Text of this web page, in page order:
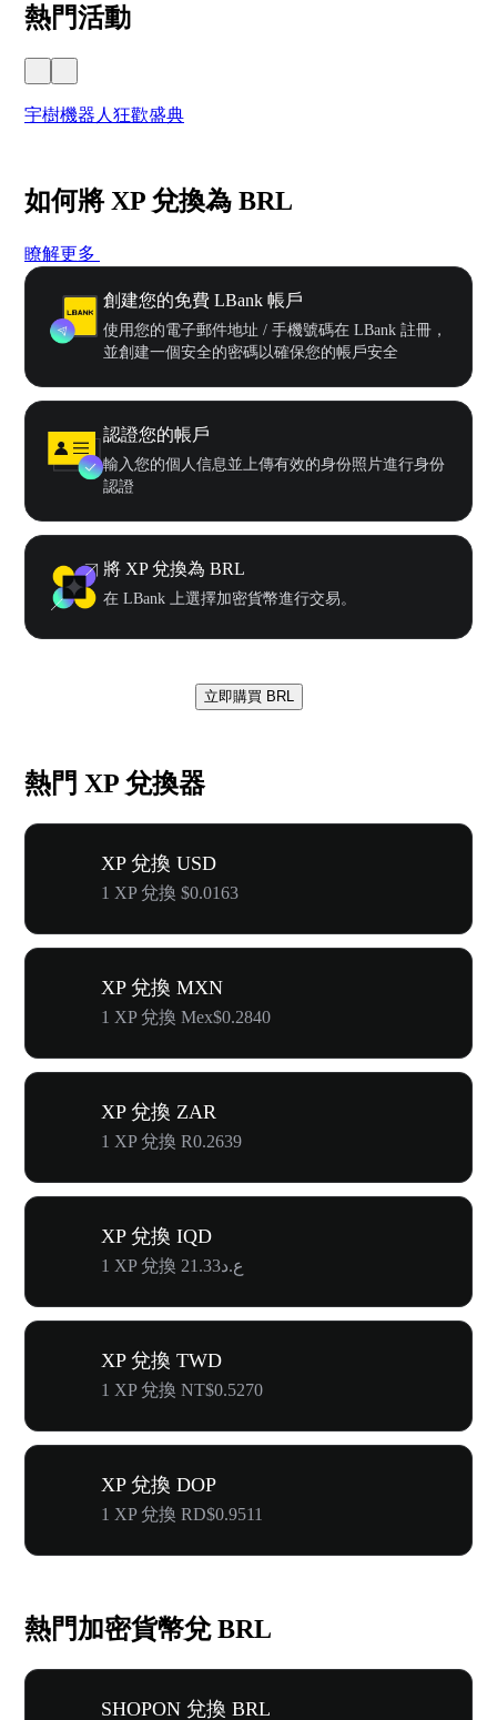
熱門活動
宇樹機器人狂歡盛典
如何將 XP 兌換為 BRL
瞭解更多
創建您的免費 LBank 帳戶
使用您的電子郵件地址 / 手機號碼在 LBank 註冊，
並創建一個安全的密碼以確保您的帳戶安全
認證您的帳戶
輸入您的個人信息並上傳有效的身份照片進行身份
認證
將 XP 兌換為 BRL
在 LBank 上選擇加密貨幣進行交易。
立即購買 BRL
熱門 XP 兌換器
XP 兌換 USD
1 XP 兌換 $0.0163
XP 兌換 MXN
1 XP 兌換 Mex$0.2840
XP 兌換 ZAR
1 XP 兌換 R0.2639
XP 兌換 IQD
1 XP 兌換 ع.د21.33
XP 兌換 TWD
1 XP 兌換 NT$0.5270
XP 兌換 DOP
1 XP 兌換 RD$0.9511
熱門加密貨幣兌 BRL
SHOPON 兌換 BRL